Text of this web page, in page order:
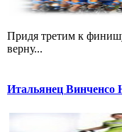
Придя третим к
верну...
Итальянец Винченсо